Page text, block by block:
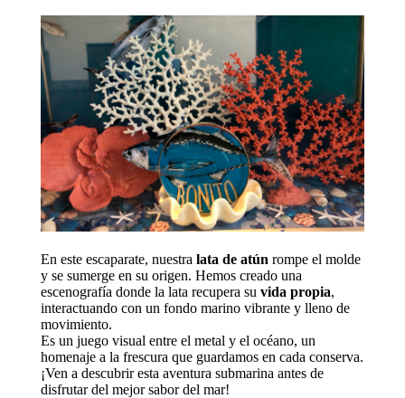
En este escaparate, nuestra lata de atún rompe el molde
y se sumerge en su origen. Hemos creado una
escenografía donde la lata recupera su vida propia,
interactuando con un fondo marino vibrante y lleno de
movimiento.
Es un juego visual entre el metal y el océano, un
homenaje a la frescura que guardamos en cada conserva.
¡Ven a descubrir esta aventura submarina antes de
disfrutar del mejor sabor del mar!